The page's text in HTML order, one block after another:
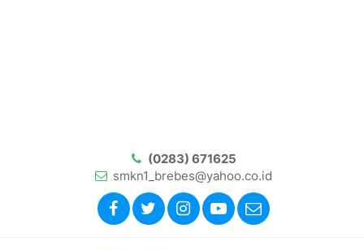
(0283) 671625
smkn1_brebes@yahoo.co.id